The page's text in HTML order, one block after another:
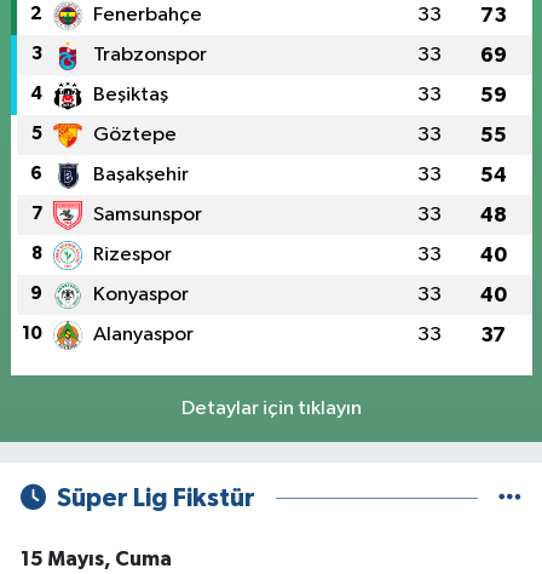
2 Fenerbahçe 33 73
3 Trabzonspor 33 69
4 Beşiktaş 33 59
5 Göztepe 33 55
6 Başakşehir 33 54
7 Samsunspor 33 48
8 Rizespor 33 40
9 Konyaspor 33 40
10 Alanyaspor 33 37
Detaylar için tıklayın
Süper Lig Fikstür
15 Mayıs, Cuma